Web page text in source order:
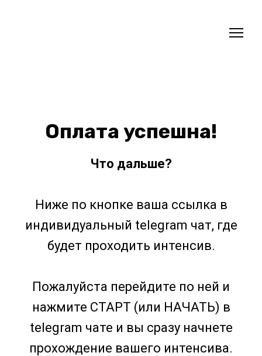
Оплата успешна!
Что дальше?
Ниже по кнопке ваша ссылка в
индивидуальный telegram чат, где
будет проходить интенсив.
Пожалуйста перейдите по ней и
нажмите СТАРТ (или НАЧАТЬ) в
telegram чате и вы сразу начнете
прохождение вашего интенсива.